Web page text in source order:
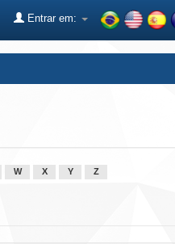
Entrar em:
W X Y Z